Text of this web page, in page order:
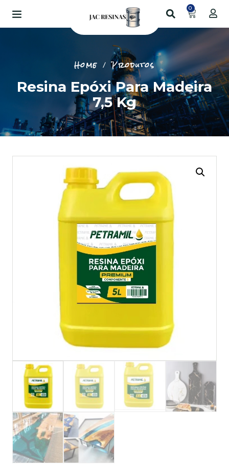
0
Home Produtos
Resina Epóxi Para Madeira
7,5 Kg